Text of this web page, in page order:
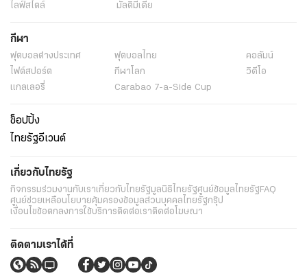
ไลฟ์สไตล์
มัลติมีเดีย
กีฬา
ฟุตบอลต่่างประเทศ ฟุตบอลไทย
คอลัมน์
ไฟต์สปอร์ต
กีฬาโลก
วิดีโอ
แกลเลอรี่
Carabao 7-a-Side Cup
ช็อปปิ้ง
ไทยรัฐอีเวนต์
เกี่ยวกับไทยรัฐ
กิจกรรมร่วมงานกับเราเกี่ยวกับไทยรัฐมูลนิธิไทยรัฐศูนย์ข้อมูลไทยรัฐFAQ
ศูนย์ช่วยเหลือนโยบายคุ้มครองข้อมูลส่วนบุคคลไทยรัฐกรุ๊ป
เงื่อนไขข้อตกลงการใช้บริการติดต่อเราติดต่อโฆษณา
ติดตามเราได้ที่